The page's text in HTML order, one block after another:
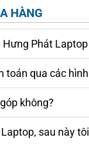
nhất của hãng
tới cho người
HÀNG
Phát
toán qua các
không?
sau này